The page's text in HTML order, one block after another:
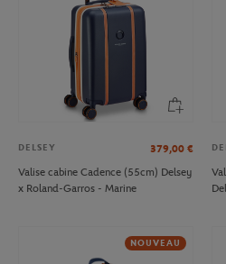
DELSEY 379,00 €
Valise cabine Cadence (55cm) Delsey
x Roland-Garros - Marine
NOUVEAU